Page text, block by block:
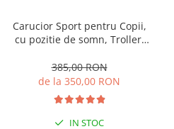
Carucior Sport pentru Copii,
cu pozitie de somn, Troller,
Tehnologia inovatoare One-
Hand Folding
385,00 RON
de la 350,00 RON
IN STOC